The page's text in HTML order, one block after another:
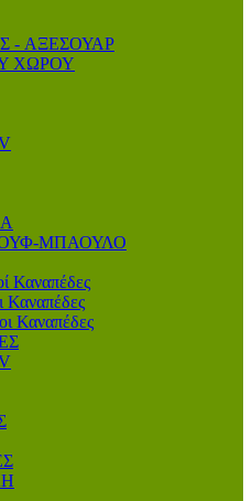
- AΞΕΣΟΥΑΡ
ΧΩΡΟΥ
ΜΠΑΟΥΛΟ
Καναπέδες
Καναπέδες
Καναπέδες